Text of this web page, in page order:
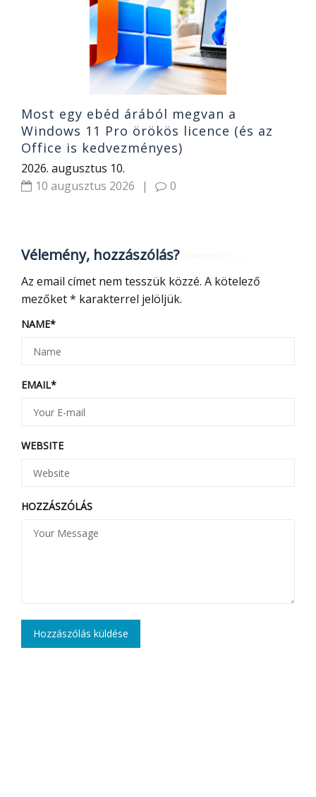
Most egy ebéd árából megvan a
Windows 11 Pro örökös licence (és az
Office is kedvezményes)
2026. augusztus 10.
10 augusztus 2026
| 0
Vélemény, hozzászólás?
Az email címet nem tesszük közzé. A kötelező
mezőket* karakterrel jelöljük.
NAME*
EMAIL*
WEBSITE
HOZZÁSZÓLÁS